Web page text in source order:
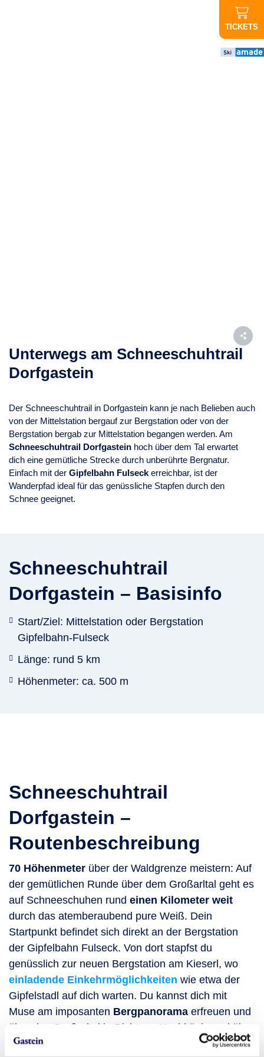
TICKETS
Unterwegs am Schneeschuhtrail
Dorfgastein
Der Schneeschuhtrail in Dorfgastein kann je nach Belieben auch
von der Mittelstation bergauf zur Bergstation oder von der
Bergstation bergab zur Mittelstation begangen werden. Am
Schneeschuhtrail Dorfgastein hoch über dem Tal erwartet
dich eine gemütliche Strecke durch unberührte Bergnatur.
Einfach mit der Gipfelbahn Fulseck erreichbar, ist der
Wanderpfad ideal für das genüssliche Stapfen durch den
Schnee geeignet.
Schneeschuhtrail
Dorfgastein – Basisinfo
Start/Ziel: Mittelstation oder Bergstation
Gipfelbahn-Fulseck
Länge: rund 5 km
Höhenmeter: ca. 500 m
Schneeschuhtrail
Dorfgastein –
Routenbeschreibung
70 Höhenmeter über der Waldgrenze meistern: Auf
der gemütlichen Runde über dem Großarltal geht es
auf Schneeschuhen rund einen Kilometer weit
durch das atemberaubend pure Weiß. Dein
Startpunkt befindet sich direkt an der Bergstation
der Gipfelbahn Fulseck. Von dort stapfst du
genüsslich zur neuen Bergstation am Kieserl, wo
einladende Einkehrmöglichkeiten wie etwa der
Gipfelstadl auf dich warten. Du kannst dich mit
Muse am imposanten Bergpanoramaerfreuen und
über das Großarltal in Richtung Hochkönig und über
Dorfgastein zum Bernkogel blicken.
Dorfgastein-Großarltal